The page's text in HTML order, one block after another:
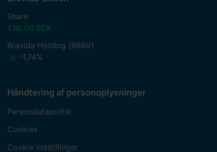
Share
130,00 SEK
Bravida Holding (BRAV)
-1,74%
Håndtering af personoplysninger
Persondatapolitik
Cookies
Cookie indstillinger